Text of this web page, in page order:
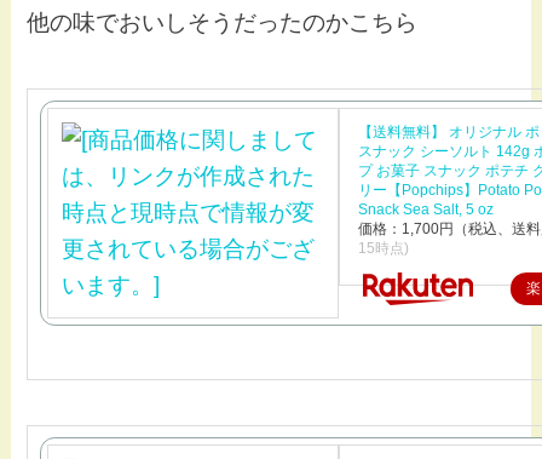
他の味でおいしそうだったのかこちら
【送料無料】 オリジナル
スナック シーソルト 142g
プ お菓子 スナック ポテチ
リー【Popchips】Potato
Snack Sea Salt, 5 oz
価格：1,700円（税込、送
15時点)